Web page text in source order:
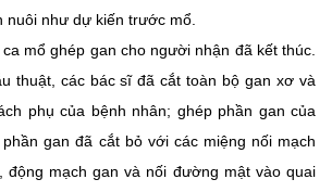
nuôi như dự kiến trước mổ.
mổ ghép gan cho người nhận đã kết thúc.
thuật, các bác sĩ đã cắt toàn bộ gan xơ và
phụ của bệnh nhân; ghép phần gan của
gan đã cắt bỏ với các miệng nối mạch
động mạch gan và nối đường mật vào quai